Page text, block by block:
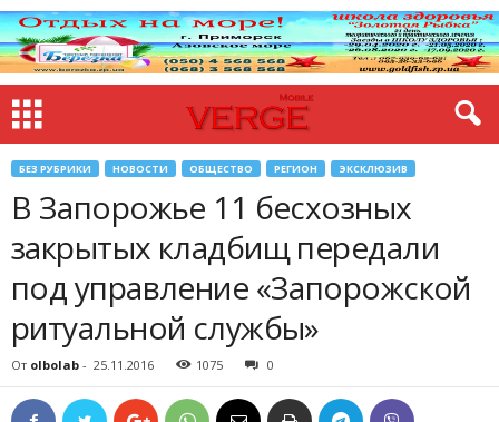
БЕЗ РУБРИКИ НОВОСТИ ОБЩЕСТВО РЕГИОН ЭКСКЛЮЗИВ
В Запорожье 11 бесхозных
закрытых кладбищ передали
под управление «Запорожской
ритуальной службы»
От olbolab - 25.11.2016 1075 0